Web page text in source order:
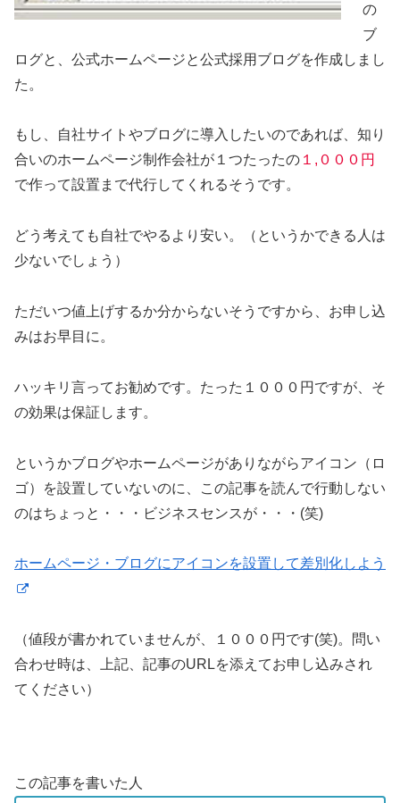
の
ブ
ログと、公式ホームページと公式採用ブログを作成しまし
た。
もし、自社サイトやブログに導入したいのであれば、知り
合いのホームページ制作会社が１つたったの １,０００円
で作って設置まで代行してくれるそうです。
どう考えても自社でやるより安い。（というかできる人は
少ないでしょう）
ただいつ値上げするか分からないそうですから、お申し込
みはお早目に。
ハッキリ言ってお勧めです。たった１０００円ですが、そ
の効果は保証します。
というかブログやホームページがありながらアイコン（ロ
ゴ）を設置していないのに、この記事を読んで行動しない
のはちょっと・・・ビジネスセンスが・・・(笑)
ホームページ・ブログにアイコンを設置して差別化しよう
（値段が書かれていませんが、１０００円です(笑)。問い
合わせ時は、上記、記事のURLを添えてお申し込みされ
てください）
この記事を書いた人